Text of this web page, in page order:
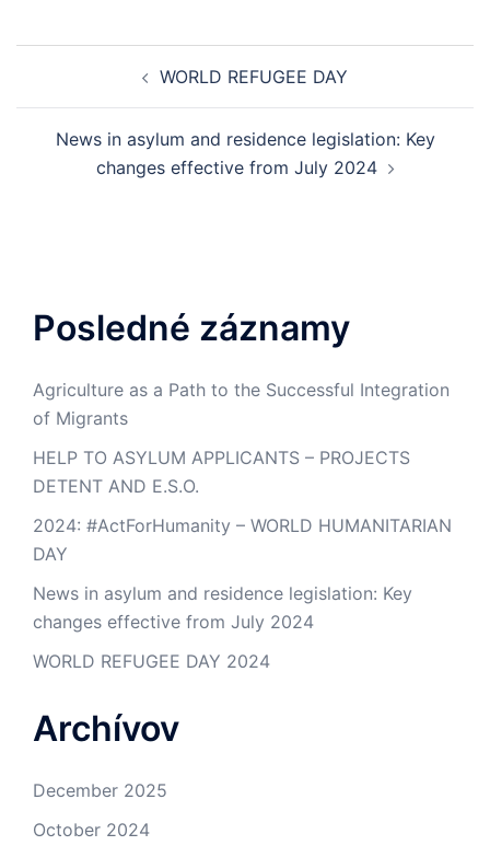
WORLD REFUGEE DAY
News in asylum and residence legislation: Key
changes effective from July 2024
Posledné záznamy
Agriculture as a Path to the Successful Integration
of Migrants
HELP TO ASYLUM APPLICANTS – PROJECTS
DETENT AND E.S.O.
2024: #ActForHumanity – WORLD HUMANITARIAN
DAY
News in asylum and residence legislation: Key
changes effective from July 2024
WORLD REFUGEE DAY 2024
Archívov
December 2025
October 2024